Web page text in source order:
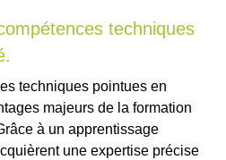
techniques
techniques pointues en
majeurs de la formation
à un apprentissage
une expertise précise